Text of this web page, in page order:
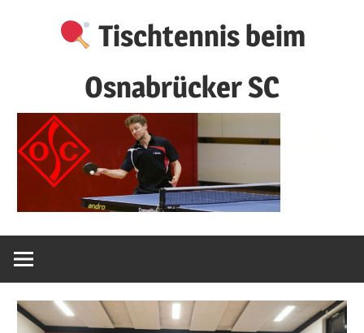
Tischtennis beim
Osnabrücker SC